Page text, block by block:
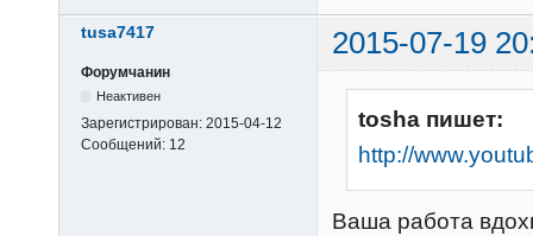
tusa7417 2015-07-19
Форумчанин
Неактивен
Зарегистрирован: 2015-04-12
Сообщений: 12
tosha пишет:
http://
Ваша работа